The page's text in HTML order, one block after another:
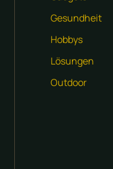
Gesundheit
Hobbys
Lösungen
Outdoor